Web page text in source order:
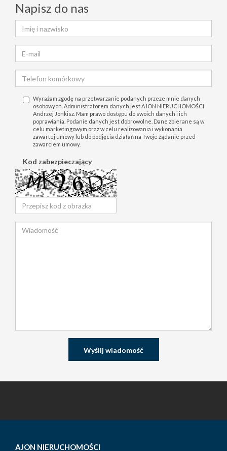
Napisz do nas
Wyrażam zgodę na przetwarzanie podanych przeze mnie danych
osobowych. Administratorem danych jest AJON NIERUCHOMOŚCI
Andrzej Jonkisz. Mam prawo dostępu do swoich danych i ich
poprawiania. Podanie danych jest dobrowolne. Dane zbierane są w
celu marketingowym oraz w celu realizowania i wykonania
zawartej umowy lub do podjęcia działań na Twoje żądanie przed
zawarciem umowy.
Kod zabezpieczający
AJON NIERUCHOMOŚCI